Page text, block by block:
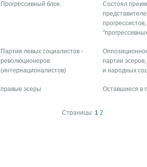
Прогрессивный блок.
Состоял
Партия левых социалистов -
революционеров
(интернационалистов)
партии
и народных
правые эсеры Оставшиеся в
Страницы: 1 2